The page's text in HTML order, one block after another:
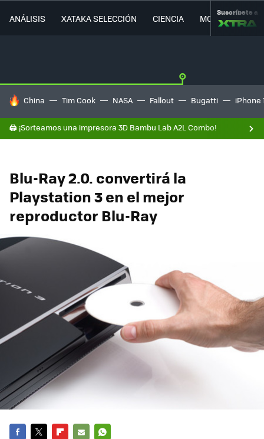
ANÁLISIS XATAKA SELECCIÓN CIENCIA MOVILIDAD
Suscríbete a
HOY SE HABLA DE
China Tim Cook NASA Fallout Bugatti iPhone
🖨️ ¡Sorteamos una impresora 3D Bambu Lab A2L Combo!
Blu-Ray 2.0. convertirá la
Playstation 3 en el mejor
reproductor Blu-Ray